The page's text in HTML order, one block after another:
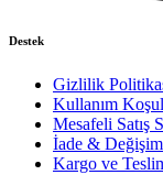
Destek
Gizlilik
Kullanım
Mesafeli Satış
İade & Değişim
Kargo ve